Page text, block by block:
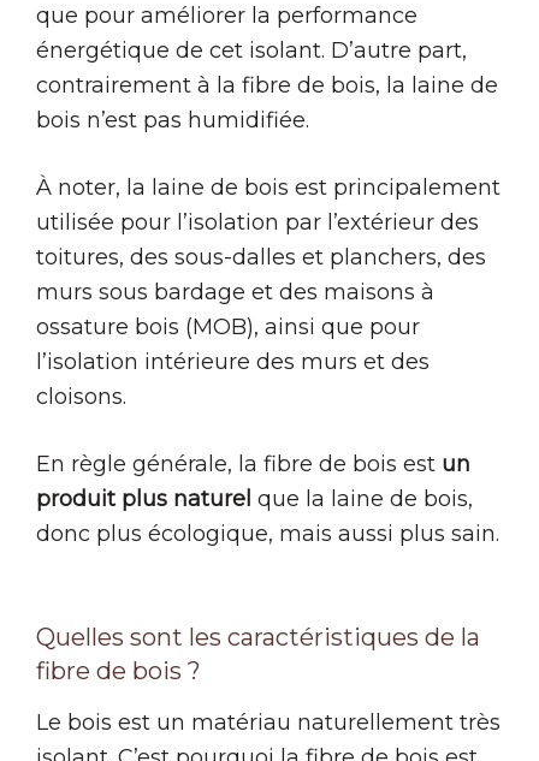
que pour améliorer la performance
énergétique de cet isolant. D’autre part,
contrairement à la fibre de bois, la laine de
bois n’est pas humidifiée.
À noter, la laine de bois est principalement
utilisée pour l’isolation par l’extérieur des
toitures, des sous-dalles et planchers, des
murs sous bardage et des maisons à
ossature bois (MOB), ainsi que pour
l’isolation intérieure des murs et des
cloisons.
En règle générale, la fibre de bois est un
produit plus naturel que la laine de bois,
donc plus écologique, mais aussi plus sain.
Quelles sont les caractéristiques de la
fibre de bois ?
Le bois est un matériau naturellement très